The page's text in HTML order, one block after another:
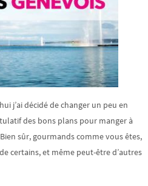
j’ai décidé de changer un peu en
des bons plans pour manger à
sûr, gourmands comme vous êtes,
certains, et même peut-être d’autres